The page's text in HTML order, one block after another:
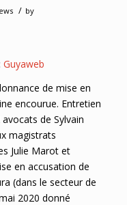
/ by
Guyaweb
de mise en
encourue. Entretien
de Sylvain
magistrats
Julie Marot et
en accusation de
(dans le secteur de
2020 donné